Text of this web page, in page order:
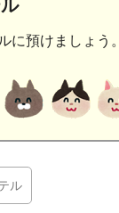
に預けましょう。
ル